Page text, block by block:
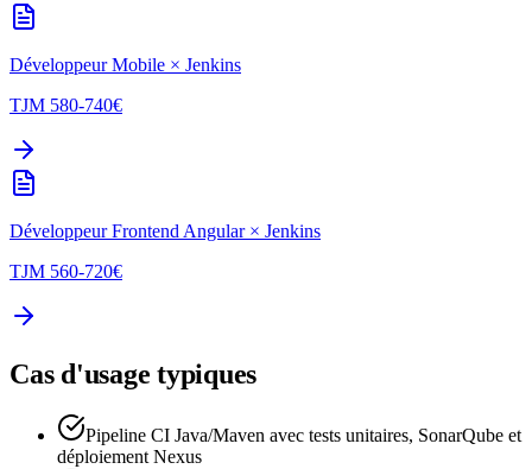
Développeur Mobile × Jenkins
TJM 580-740€
Développeur Frontend Angular× Jenkins
TJM 560-720€
Cas d'usage typiques
Pipeline CI Java/Maven avec tests unitaires, SonarQube et
déploiement Nexus